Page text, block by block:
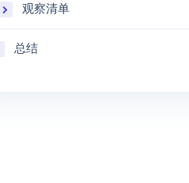
观察清单
总结